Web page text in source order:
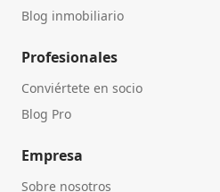
Blog inmobiliario
Profesionales
Conviértete en socio
Blog Pro
Empresa
Sobre nosotros